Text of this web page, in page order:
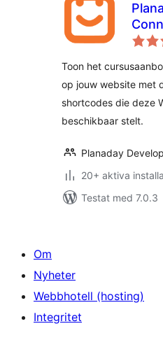
Toon het
op jouw website met
shortcodes die deze
beschikbaar stelt.
Planaday
20+ aktiva
Testat med 7.0.3
Om
Nyheter
Webbhotell (hosting)
Integritet